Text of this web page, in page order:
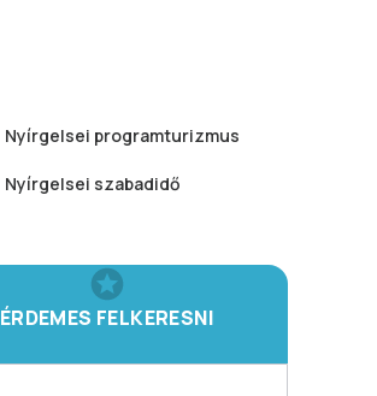
Nyírgelsei programturizmus
Nyírgelsei szabadidő
ÉRDEMES FELKERESNI